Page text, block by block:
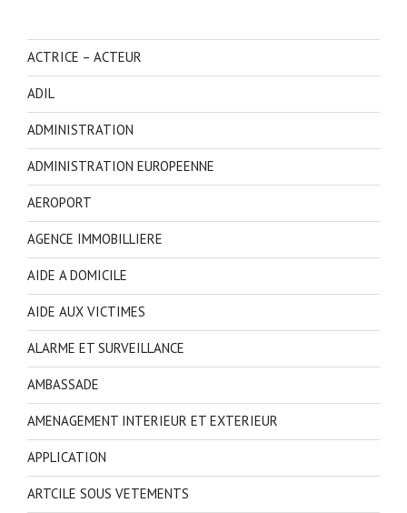
ACTRICE – ACTEUR
ADIL
ADMINISTRATION
ADMINISTRATION EUROPEENNE
AEROPORT
AGENCE IMMOBILLIERE
AIDE A DOMICILE
AIDE AUX VICTIMES
ALARME ET SURVEILLANCE
AMBASSADE
AMENAGEMENT INTERIEUR ET EXTERIEUR
APPLICATION
ARTCILE SOUS VETEMENTS